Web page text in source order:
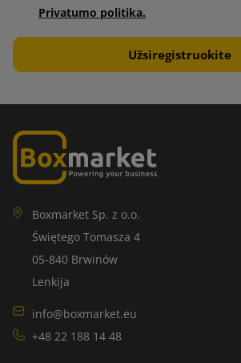
Privatumo politika.
Boxmarket Sp. z o.o.
Świętego Tomasza 4
05-840 Brwinów
Lenkija
info@boxmarket.eu
+48 22 188 14 48